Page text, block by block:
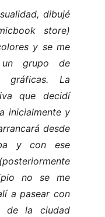
dibujé
store)
y se me
grupo de
gráficas. La
que decidí
inicialmente y
desde
y con ese
no se me
a pasear con
de la ciudad